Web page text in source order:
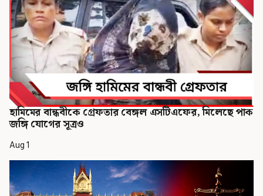
হামিমের বান্ধবীকে গ্রেফতার বেঙ্গল এসটিএফের, মিলেছে পাক
জঙ্গি যোগের সূত্রও
Aug 1